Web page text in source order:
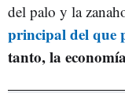
del palo y la
principal del que
tanto, la